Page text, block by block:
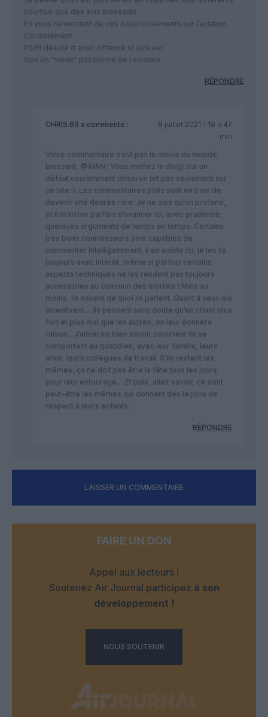
courtois que des avis blessants.
En vous remerciant de vos éclaircissements sur l’aviation.
Cordialement
PS:Et désolé d avoir offensé si cela est.
Suis un “vieux” passionné de l aviation
RÉPONDRE
CHRIS.69 a commenté :
8 juillet 2021 - 18 h 47
min
Votre commentaire n’est pas le moins du monde
blessant, @XIAN ! Vous mettez le doigt sur un
défaut couramment observé (et pas seulement sur
ce site !). Les commentaires polis sont en train de
devenir une denrée rare. Je ne suis qu’un profane,
et il m’arrive parfois d’avancer ici, avec prudence,
quelques arguments de temps en temps. Certains
très bons connaisseurs sont capables de
commenter intelligemment, il en existe ici, je les lis
toujours avec intérêt, même si parfois certains
aspects techniques ne les rendent pas toujours
accessibles au commun des mortels ! Mais au
moins, ils savent de quoi ils parlent. Quant à ceux qui
invectivent… ils pensent sans doute qu’en criant plus
fort et plus mal que les autres, on leur donnera
raison…J’aimerais bien savoir comment ils se
comportent au quotidien, avec leur famille, leurs
amis, leurs collègues de travail. S’ils restent les
mêmes, ça ne doit pas être la fête tous les jours
pour leur entourage… Et puis, allez savoir, ce sont
peut-être les mêmes qui donnent des leçons de
respect à leurs enfants…
RÉPONDRE
LAISSER UN COMMENTAIRE
FAIRE UN DON
Appel aux lecteurs !
Soutenez Air Journal participez à son
développement !
NOUS SOUTENIR